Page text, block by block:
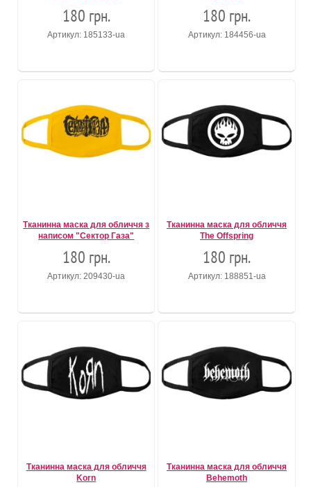
180 грн.
Артикул: 185133-ua
180 грн.
Артикул: 184456-ua
Тканинна маска для обличчя з
написом "Сектор Газа"
180 грн.
Артикул: 209430-ua
Тканинна маска для обличчя
The Offspring
180 грн.
Артикул: 188851-ua
Тканинна маска для обличчя
Korn
Тканинна маска для обличчя
Behemoth